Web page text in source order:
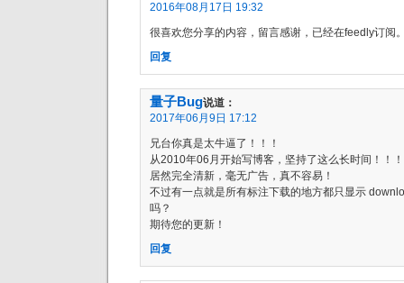
2016年08月17日 19:32
很喜欢您分享的内容，留言感谢，已经在feedly订阅
回复
量子Bug说道：
2017年06月9日 17:12
兄台你真是太牛逼了！！！
从2010年06月开始写博客，坚持了这么长时间！！
居然完全清新，毫无广告，真不容易！
不过有一点就是所有标注下载的地方都只显示
吗？
期待您的更新！
回复